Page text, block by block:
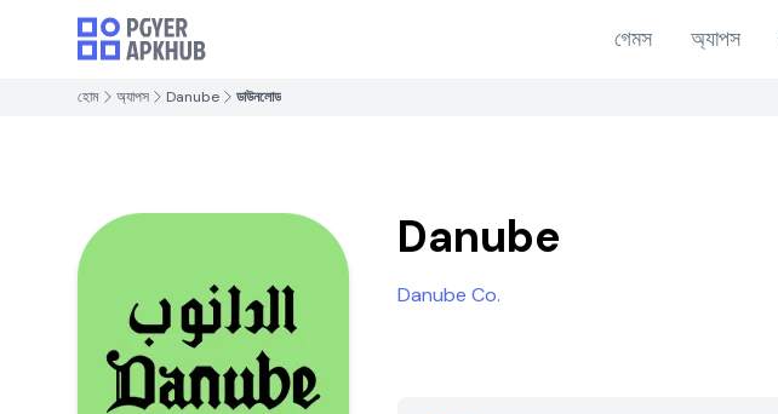
গেমস অ্যাপস
হোম অ্যাপস Danube ডাউনলোড
Danube
Danube Co.